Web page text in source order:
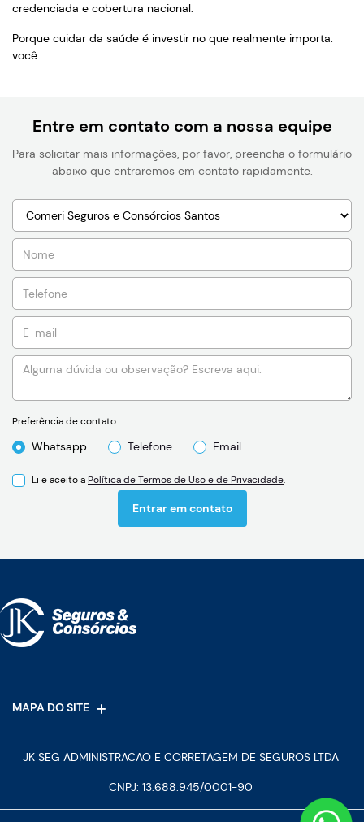
credenciada e cobertura nacional.
Porque cuidar da saúde é investir no que realmente importa:
você.
Entre em contato com a nossa equipe
Para solicitar mais informações, por favor, preencha o formulário
abaixo que entraremos em contato rapidamente.
Preferência de contato:
Whatsapp Telefone Email
Li e aceito aPolítica de Termos de Uso e de Privacidade.
Entrar em contato
MAPA DO SITE
JK SEG ADMINISTRACAO E CORRETAGEM DE SEGUROS LTDA
CNPJ: 13.688.945/0001-90